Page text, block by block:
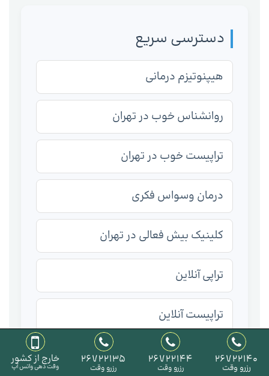
26722140
رزرو وقت
26722144
رزرو وقت
26722135
رزرو وقت
خارج از کشور
وقت دهی واتس آپ
دسترسی سریع
هیپنوتیزم درمانی
روانشناس خوب در تهران
تراپیست خوب در تهران
درمان وسواس فکری
کلینیک بیش فعالی در تهران
تراپی آنلاین
تراپیست آنلاین
روانشناس آنلاین